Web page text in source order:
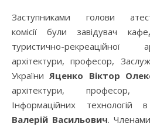
Заступниками голови
комісії були завідувач
туристично-рекреаційної
архітектури, професор,
УкраїниЯценко Віктор
архітектури, професор,
Інформаційних технологій
Валерій Васильович.